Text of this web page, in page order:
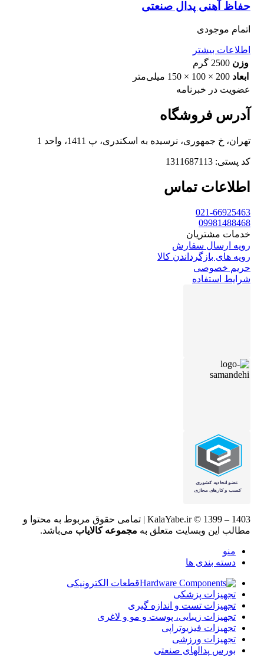
حفاظ آهنی پدال صنعتی
اتمام موجودی
اطلاعات بیشتر
وزن 2500 گرم
ابعاد 200 × 100 × 150 میلی‌متر
عضویت در خبرنامه
آدرس فروشگاه
تهران، خ جمهوری، نرسیده به اسکندری، پ 1411، واحد 1
کد پستی: 1311687113
اطلاعات تماس
021-66925463
09981488468
خدمات مشتریان
رویه ارسال سفارش
رویه های بازگرداندن کالا
حریم خصوصی
شرایط استفاده
KalaYabe.ir © 1399 – 1403 | تمامی حقوق مربوط به محتوا و
مطالب این وبسایت متعلق به مجموعه کالایاب می‌باشد.
منو
دسته بندی ها
قطعات الکترونیکی
تجهیزات پزشکی
تجهیزات تست و اندازه گیری
تجهیزات زیبایی، پوست و مو و لاغری
تجهیزات فیزیوتراپی
تجهیزات ورزشی
بورس پدالهای صنعتی